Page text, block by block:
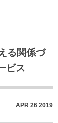
る関係づ
ビス
APR 26 2019